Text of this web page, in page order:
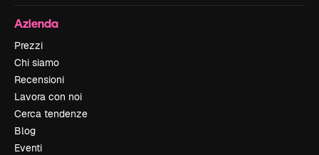
Azienda
Prezzi
Chi siamo
Recensioni
Lavora con noi
Cerca tendenze
Blog
Eventi